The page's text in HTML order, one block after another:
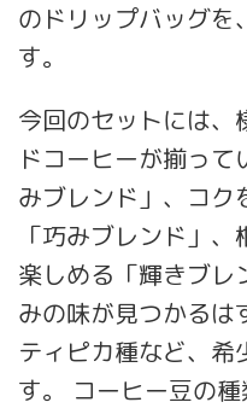
のドリップバッグを
す。
今回のセットには、
ドコーヒーが揃っ
みブレンド」、コク
「巧みブレンド」
楽しめる「輝きブレ
みの味が見つかるは
ティピカ種など、希
す。 コーヒー豆の